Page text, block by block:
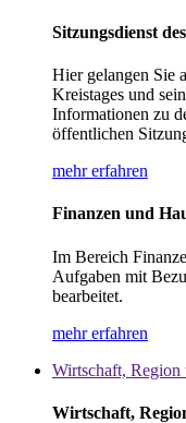
Sitzungsdienst
Hier gelangen Sie
Kreistages und
Informationen zu
öffentlichen
mehr erfahren
Finanzen und
Im Bereich
Aufgaben mit
bearbeitet.
mehr erfahren
Wirtschaft,
Wirtschaft,